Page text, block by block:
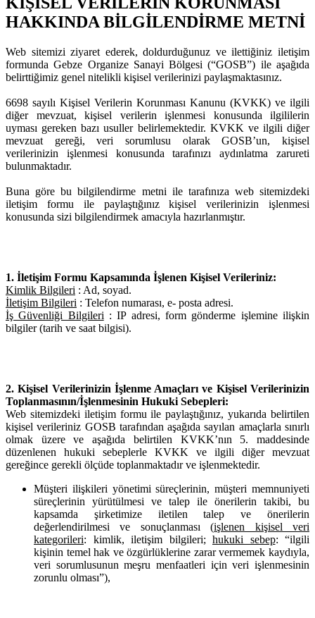
HAKKINDA BİLGİLENDİRME METNİ
Web sitemizi ziyaret ederek, doldurduğunuz ve ilettiğiniz iletişim
formunda Gebze Organize Sanayi Bölgesi (“GOSB”) ile aşağıda
belirttiğimiz genel nitelikli kişisel verilerinizi paylaşmaktasınız.
6698 sayılı Kişisel Verilerin Korunması Kanunu (KVKK) ve ilgili
diğer mevzuat, kişisel verilerin işlenmesi konusunda ilgililerin
uyması gereken bazı usuller belirlemektedir. KVKK ve ilgili diğer
mevzuat gereği, veri sorumlusu olarak GOSB’un, kişisel
verilerinizin işlenmesi konusunda tarafınızı aydınlatma zarureti
bulunmaktadır.
Buna göre bu bilgilendirme metni ile tarafınıza web sitemizdeki
iletişim formu ile paylaştığınız kişisel verilerinizin işlenmesi
konusunda sizi bilgilendirmek amacıyla hazırlanmıştır.
1. İletişim Formu Kapsamında İşlenen Kişisel Verileriniz:
Kimlik Bilgileri : Ad, soyad.
İletişim Bilgileri : Telefon numarası, e- posta adresi.
İş Güvenliği Bilgileri : IP adresi, form gönderme işlemine ilişkin
bilgiler (tarih ve saat bilgisi).
2. Kişisel Verilerinizin İşlenme Amaçları ve Kişisel Verilerinizin
Toplanmasının/İşlenmesinin Hukuki Sebepleri:
Web sitemizdeki iletişim formu ile paylaştığınız, yukarıda belirtilen
kişisel verileriniz GOSB tarafından aşağıda sayılan amaçlarla sınırlı
olmak üzere ve aşağıda belirtilen KVKK’nın 5. maddesinde
düzenlenen hukuki sebeplerle KVKK ve ilgili diğer mevzuat
gereğince gerekli ölçüde toplanmaktadır ve işlenmektedir.
Müşteri ilişkileri yönetimi süreçlerinin, müşteri memnuniyeti
süreçlerinin yürütülmesi ve talep ile önerilerin takibi, bu
kapsamda şirketimize iletilen talep ve önerilerin
değerlendirilmesi ve sonuçlanması (işlenen kişisel veri
kategorileri: kimlik, iletişim bilgileri; hukuki sebep: “ilgili
kişinin temel hak ve özgürlüklerine zarar vermemek kaydıyla,
veri sorumlusunun meşru menfaatleri için veri işlenmesinin
zorunlu olması”),